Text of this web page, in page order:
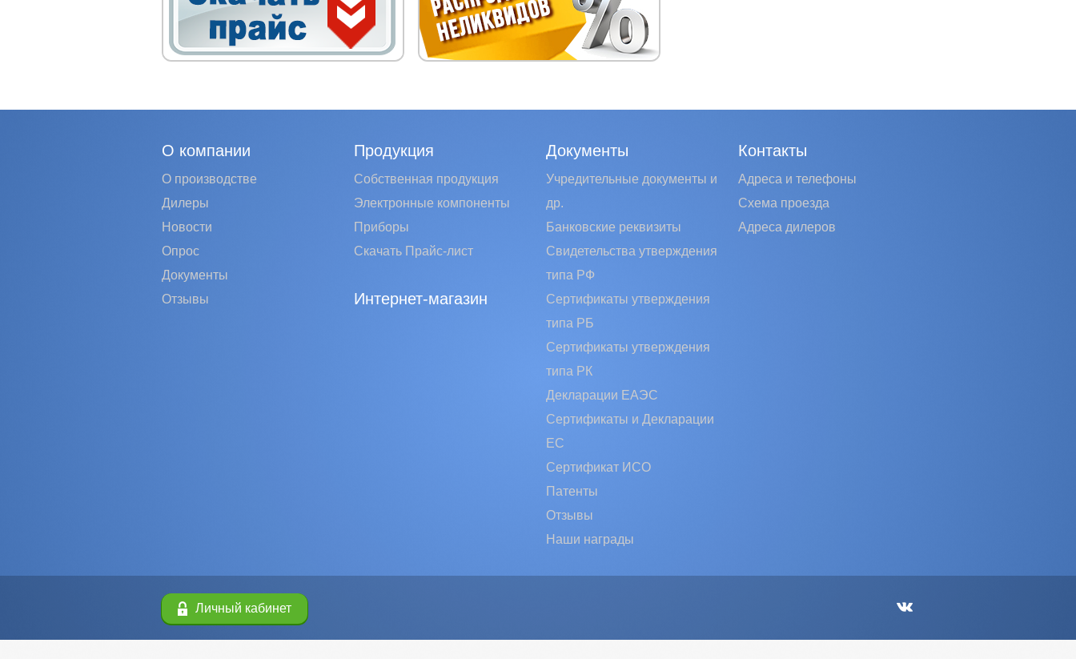
О компании
О производстве
Дилеры
Новости
Опрос
Документы
Отзывы
Продукция
Собственная продукция
Электронные компоненты
Приборы
Скачать Прайс-лист
Интернет-магазин
Документы
Учредительные документы и
др.
Банковские реквизиты
Свидетельства утверждения
типа РФ
Сертификаты утверждения
типа РБ
Сертификаты утверждения
типа РК
Декларации ЕАЭС
Сертификаты и Декларации
EC
Сертификат ИСО
Патенты
Отзывы
Наши награды
Контакты
Адреса и телефоны
Схема проезда
Адреса дилеров
Личный кабинет